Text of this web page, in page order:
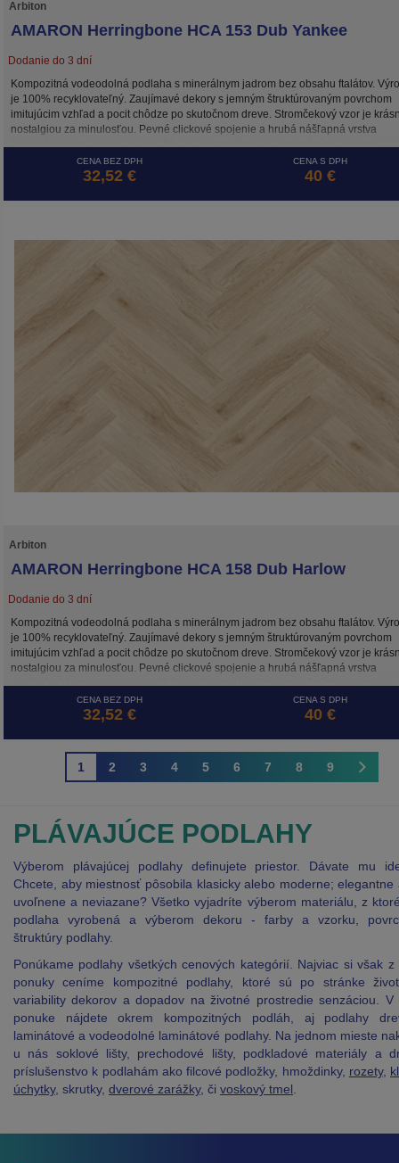
Arbiton
AMARON Herringbone HCA 153 Dub Yankee
Dodanie do 3 dní
Kompozitná vodeodolná podlaha s minerálnym jadrom bez obsahu ftalátov.
je 100% recyklovateľný. Zaujímavé dekory s jemným štruktúrovaným povrchom
imitujúcim vzhľad a pocit chôdze po skutočnom dreve. Stromčekový vzor je
nostalgiou za minulosťou. Pevné clickové spojenie a hrubá nášľapná vrstva
predurčujú tieto dekory pre použitie aj do namáhaných komerčných priestorov.
CENA BEZ DPH
32,52 €
CENA S DPH
40 €
Arbiton
AMARON Herringbone HCA 158 Dub Harlow
Dodanie do 3 dní
Kompozitná vodeodolná podlaha s minerálnym jadrom bez obsahu ftalátov.
je 100% recyklovateľný. Zaujímavé dekory s jemným štruktúrovaným povrchom
imitujúcim vzhľad a pocit chôdze po skutočnom dreve. Stromčekový vzor je
nostalgiou za minulosťou. Pevné clickové spojenie a hrubá nášľapná vrstva
CENA BEZ DPH
32,52 €
CENA S DPH
40 €
1 2 3 4 5 6 7 8 9
PLÁVAJÚCE PODLAHY
Výberom plávajúcej podlahy definujete priestor. Dávate mu
Chcete, aby miestnosť pôsobila klasicky alebo moderne; elegantne
uvoľnene a neviazane? Všetko vyjadríte výberom materiálu, z
podlaha vyrobená a výberom dekoru - farby a vzorku,
štruktúry podlahy.
Ponúkame podlahy všetkých cenových kategórií. Najviac si však z
ponuky ceníme kompozitné podlahy, ktoré sú po stránke
variability dekorov a dopadov na životné prostredie senzáciou. V
ponuke nájdete okrem kompozitných podláh, aj podlahy
laminátové a vodeodolné laminátové podlahy. Na jednom mieste
u nás soklové lišty, prechodové lišty, podkladové materiály a
príslušenstvo k podlahám ako filcové podložky, hmoždinky, rozety,
úchytky, skrutky, dverové zarážky, či voskový tmel